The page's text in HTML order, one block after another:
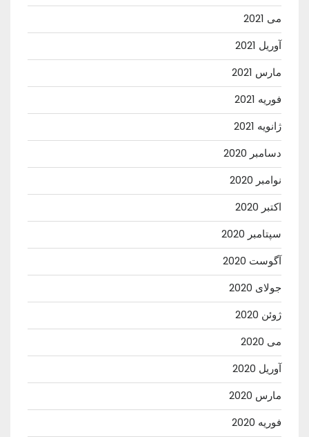
می 2021
آوریل 2021
مارس 2021
فوریه 2021
ژانویه 2021
دسامبر 2020
نوامبر 2020
اکتبر 2020
سپتامبر 2020
آگوست 2020
جولای 2020
ژوئن 2020
می 2020
آوریل 2020
مارس 2020
فوریه 2020